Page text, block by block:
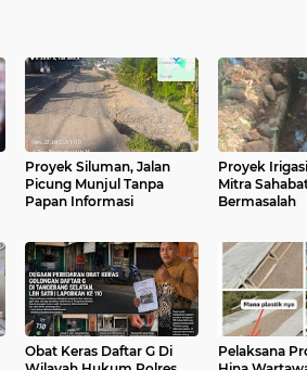
Proyek Siluman, Jalan
Picung Munjul Tanpa
Papan Informasi
Proyek
Mitra
Bermasalah
Obat Keras Daftar G Di
Pelaksana